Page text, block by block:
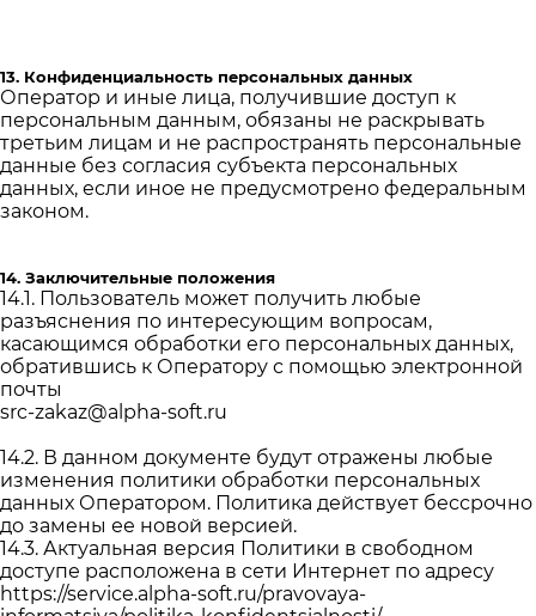
13. Конфиденциальность персональных данных
Оператор и иные лица, получившие доступ к
персональным данным, обязаны не раскрывать
третьим лицам и не распространять персональные
данные без согласия субъекта персональных
данных, если иное не предусмотрено федеральным
законом.
14. Заключительные положения
14.1. Пользователь может получить любые
разъяснения по интересующим вопросам,
касающимся обработки его персональных данных,
обратившись к Оператору с помощью электронной
почты
src-zakaz@alpha-soft.ru
14.2. В данном документе будут отражены любые
изменения политики обработки персональных
данных Оператором. Политика действует бессрочно
до замены ее новой версией.
14.3. Актуальная версия Политики в свободном
доступе расположена в сети Интернет по адресу
https://service.alpha-soft.ru/pravovaya-